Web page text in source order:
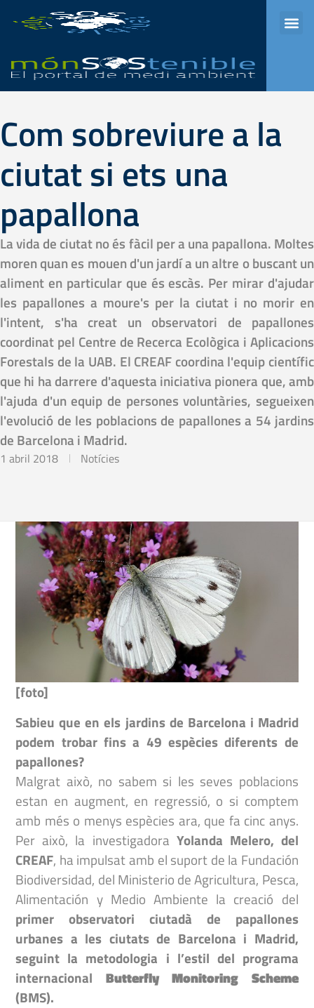
Com sobreviure a la
ciutat si ets una
papallona
La vida de ciutat no és fàcil per a una papallona. Moltes
moren quan es mouen d'un jardí a un altre o buscant un
aliment en particular que és escàs. Per mirar d'ajudar
les papallones a moure's per la ciutat i no morir en
l'intent, s'ha creat un observatori de papallones
coordinat pel Centre de Recerca Ecològica i Aplicacions
Forestals de la UAB. El CREAF coordina l'equip científic
que hi ha darrere d'aquesta iniciativa pionera que, amb
l'ajuda d'un equip de persones voluntàries, segueixen
l'evolució de les poblacions de papallones a 54 jardins
de Barcelona i Madrid.
1 abril 2018 Notícies
[foto]
Sabieu que en els jardins de Barcelona i Madrid
podem trobar fins a 49 espècies diferents de
papallones?
Malgrat això, no sabem si les seves poblacions
estan en augment, en regressió, o si comptem
amb més o menys espècies ara, que fa cinc anys.
Per això, la investigadora Yolanda Melero, del
CREAF, ha impulsat amb el suport de la Fundación
Biodiversidad, del Ministerio de Agricultura, Pesca,
Alimentación y Medio Ambiente la creació del
primer observatori ciutadà de papallones
urbanes a les ciutats de Barcelona i Madrid,
seguint la metodologia i l’estil del programa
internacional Butterfly Monitoring Scheme
(BMS).